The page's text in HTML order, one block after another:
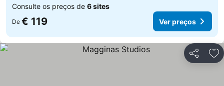
Consulte os preços de 6 sites
De € 119 Ver preços
Partilhar